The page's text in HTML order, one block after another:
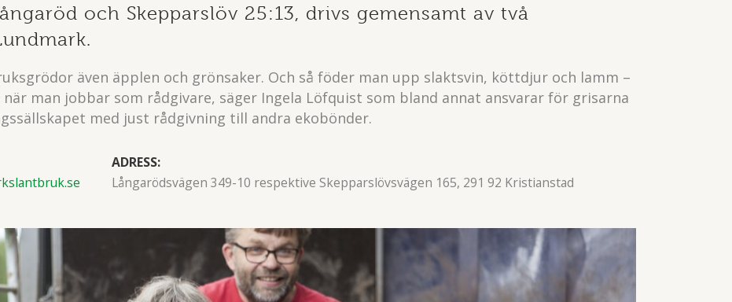
och Skepparslöv 25:13, drivs gemensamt av två
även äpplen och grönsaker. Och så föder man upp slaktsvin, köttdjur och lamm –
man jobbar som rådgivare, säger Ingela Löfquist som bland annat ansvarar för grisarna
med just rådgivning till andra ekobönder.
ADRESS:
Långarödsvägen 349-10 respektive Skepparslövsvägen 165, 291 92 Kristianstad